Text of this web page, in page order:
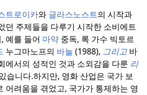
트로이카와 글라스노스트의 시작과
던 주제들을 다루기 시작한 소비에트
예를 들어 마약 중독, 록 가수 빅토르
누그마노프의 바늘 (1988), 그리고 바
에서의 성적인 것과 소외감을 다룬 리
습니다.하지만, 영화 산업은 국가 보
어려움을 겪었고, 국가가 통제하는 영